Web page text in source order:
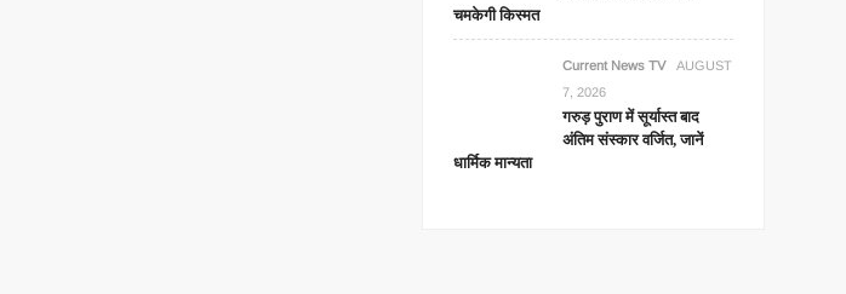
चमकेगी किस्मत
Current News TV
AUGUST
7, 2026
गरुड़ पुराण में सूर्यास्त बाद
अंतिम संस्कार वर्जित, जानें
धार्मिक मान्यता